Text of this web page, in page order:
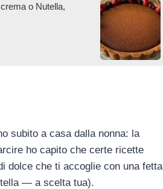
o Nutella,
subito a casa dalla nonna: la
ho capito che certe ricette
dolce che ti accoglie con una fetta
— a scelta tua).